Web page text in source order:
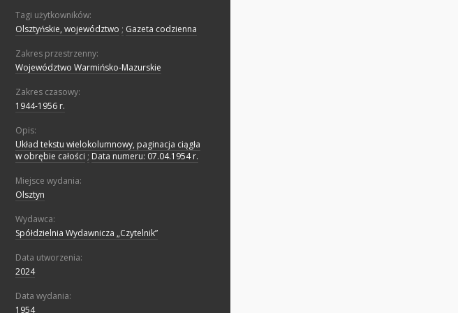
Tagi użytkowników:
Olsztyńskie, województwo ; Gazeta codzienna
Zakres przestrzenny:
Województwo Warmińsko-Mazurskie
Zakres czasowy:
1944-1956 r.
Opis:
Układ tekstu wielokolumnowy, paginacja ciągła
w obrębie całości ; Data numeru: 07.04.1954 r.
Miejsce wydania:
Olsztyn
Wydawca:
Spółdzielnia Wydawnicza „Czytelnik”
Data utworzenia:
2024
Data wydania:
1954